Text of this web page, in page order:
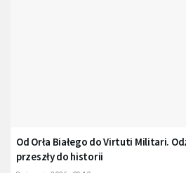
Od Orła Białego do Virtuti Militari.
przeszły do historii